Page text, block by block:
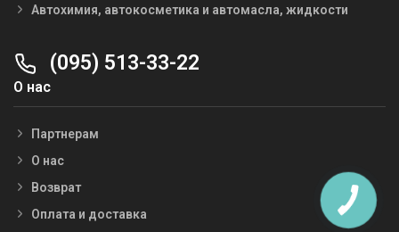
Автохимия, автокосметика и автомасла, жидкости
(095) 513-33-22
О нас
Партнерам
О нас
Возврат
Оплата и доставка